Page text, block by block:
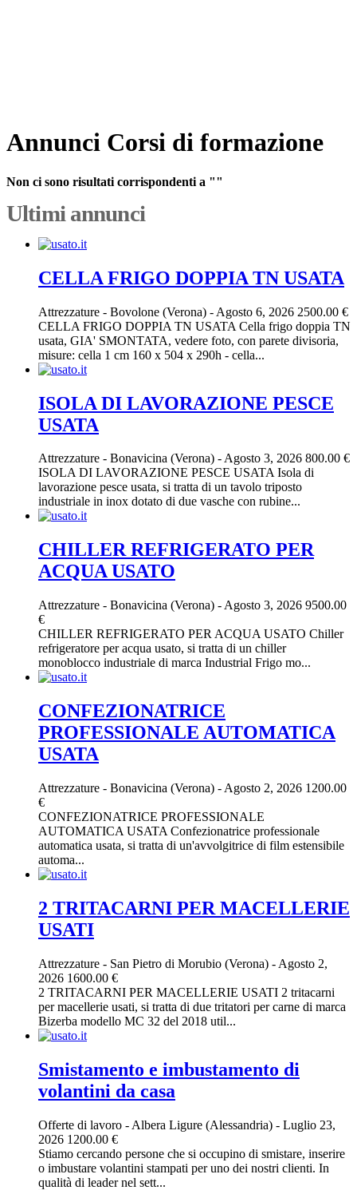
Annunci Corsi di formazione
Non ci sono risultati corrispondenti a ""
Ultimi annunci
CELLA FRIGO DOPPIA TN USATA
Attrezzature - Bovolone (Verona) - Agosto 6, 2026 2500.00 €
CELLA FRIGO DOPPIA TN USATA Cella frigo doppia TN
usata, GIA' SMONTATA, vedere foto, con parete divisoria,
misure: cella 1 cm 160 x 504 x 290h - cella...
ISOLA DI LAVORAZIONE PESCE
USATA
Attrezzature - Bonavicina (Verona) -Agosto 3, 2026 800.00 €
ISOLA DI LAVORAZIONE PESCE USATA Isola di
lavorazione pesce usata, si tratta di un tavolo triposto
industriale in inox dotato di due vasche con rubine...
CHILLER REFRIGERATO PER
ACQUA USATO
Attrezzature - Bonavicina (Verona) - Agosto 3, 2026 9500.00
€
CHILLER REFRIGERATO PER ACQUA USATO Chiller
refrigeratore per acqua usato, si tratta di un chiller
monoblocco industriale di marca Industrial Frigo mo...
CONFEZIONATRICE
PROFESSIONALE AUTOMATICA
USATA
Attrezzature - Bonavicina (Verona) - Agosto 2, 2026 1200.00
€
CONFEZIONATRICE PROFESSIONALE
AUTOMATICA USATA Confezionatrice professionale
automatica usata, si tratta di un'avvolgitrice di film estensibile
automa...
2 TRITACARNI PER MACELLERIE
USATI
Attrezzature - San Pietro di Morubio (Verona) - Agosto 2,
2026 1600.00 €
2 TRITACARNI PER MACELLERIE USATI 2 tritacarni
per macellerie usati, si tratta di due tritatori per carne di marca
Bizerba modello MC 32 del 2018 util...
Smistamento e imbustamento di
volantini da casa
Offerte di lavoro - Albera Ligure (Alessandria) - Luglio 23,
2026 1200.00 €
Stiamo cercando persone che si occupino di smistare, inserire
o imbustare volantini stampati per uno dei nostri clienti. In
qualità di leader nel sett...